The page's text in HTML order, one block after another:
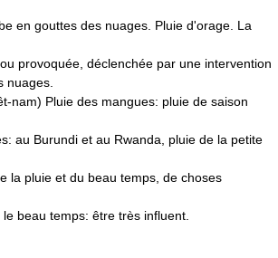
en gouttes des nuages. Pluie d'orage. La
provoquée, déclenchée par une intervention
nuages.
nam) Pluie des mangues: pluie de saison
au Burundi et au Rwanda, pluie de la petite
la pluie et du beau temps, de choses
beau temps: être très influent.